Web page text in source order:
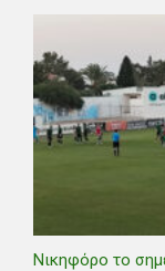
Νικηφόρο το